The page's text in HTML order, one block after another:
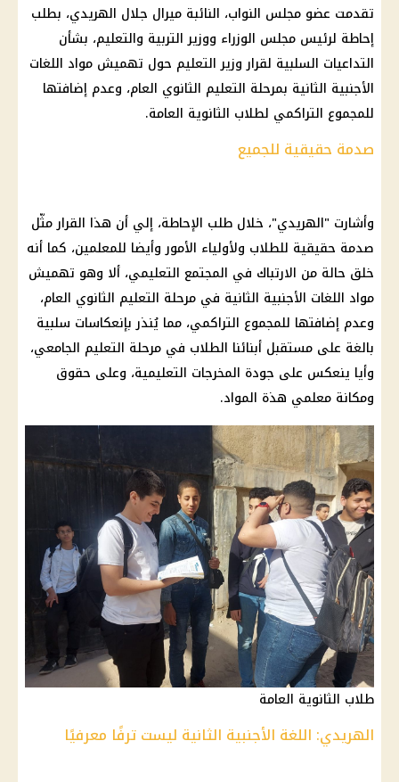
تقدمت عضو مجلس النواب، النائبة ميرال جلال الهريدي، بطلب
إحاطة لرئيس مجلس الوزراء ووزيرالتربية والتعليم، بشأن
التداعيات السلبية لقراروزير التعليم حول تهميش مواد اللغات
الأجنبية الثانية بمرحلة التعليم الثانوي العام، وعدم إضافتها
للمجموع التراكمي لطلاب الثانوية العامة.
صدمة حقيقية للجميع
وأشارت "الهريدي"، خلال طلب الإحاطة، إلي أن هذا القرار مثّل
صدمة حقيقية للطلاب ولأولياء الأمور وأيضا للمعلمين، كما أنه
خلق حالة من الارتباك في المجتمع التعليمي، ألا وهو تهميش
مواد اللغات الأجنبية الثانية في مرحلة التعليم الثانوي العام،
وعدم إضافتها للمجموع التراكمي، مما يُنذر بإنعكاسات سلبية
بالغة على مستقبل أبنائنا الطلاب في مرحلة التعليم الجامعي،
وأيا ينعكس على جودة المخرجات التعليمية، وعلى حقوق
ومكانة معلمي هذة المواد.
طلاب الثانوية العامة
الهريدي: اللغة الأجنبية الثانية ليست ترفًا معرفيًا